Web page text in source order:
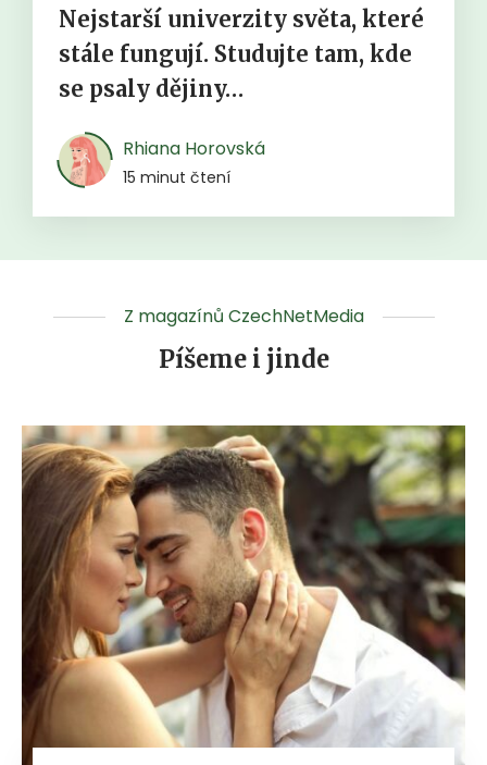
Nejstarší univerzity světa, které
stále fungují. Studujte tam, kde
se psaly dějiny…
Rhiana Horovská
15 minut čtení
Z magazínů CzechNetMedia
Píšeme i jinde